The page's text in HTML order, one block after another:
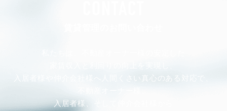
入居者様や仲介会社様へ人間くさい真心のある対応で、
入居者様、そして仲介会社様から